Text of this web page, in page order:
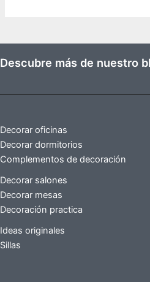
Descubre más de nuestro
Decorar oficinas
Decorar dormitorios
Complementos de decoración
Decorar salones
Decorar mesas
Decoración practica
Ideas originales
Sillas